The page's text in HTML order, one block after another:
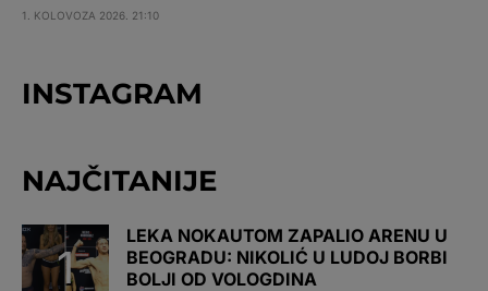
1. KOLOVOZA 2026. 21:10
INSTAGRAM
NAJČITANIJE
LEKA NOKAUTOM ZAPALIO ARENU U
BEOGRADU: NIKOLIĆ U LUDOJ BORBI
BOLJI OD VOLOGDINA